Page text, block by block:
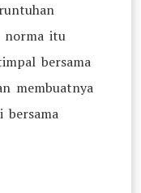
norma itu
bersama
membuatnya
bersama